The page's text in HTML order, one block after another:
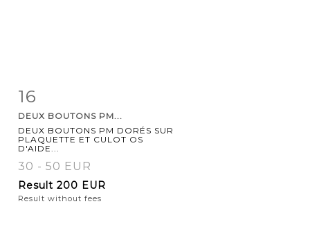
Item detail
16
DEUX BOUTONS PM...
DEUX BOUTONS PM DORÉS SUR
PLAQUETTE ET CULOT OS
D'AIDE...
30 - 50 EUR
Result 200 EUR
Result without fees